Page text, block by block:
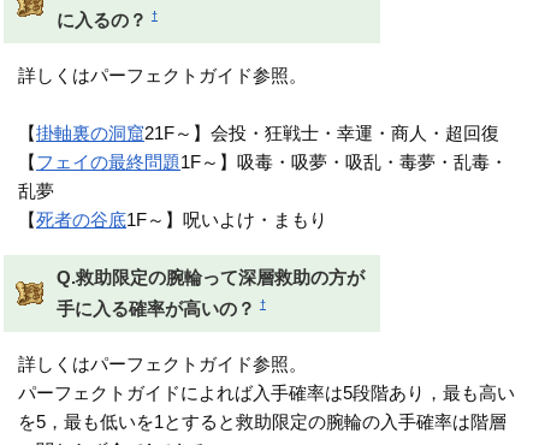
に入るの？
†
詳しくはパーフェクトガイド参照。
【掛軸裏の洞窟21F～】会投・狂戦士・幸運・商人・超回復
【フェイの最終問題1F～】吸毒・吸夢・吸乱・毒夢・乱毒・
乱夢
【死者の谷底1F～】呪いよけ・まもり
Q.救助限定の腕輪って深層救助の方が
手に入る確率が高いの？
†
詳しくはパーフェクトガイド参照。
パーフェクトガイドによれば入手確率は5段階あり，最も高い
を5，最も低いを1とすると救助限定の腕輪の入手確率は階層